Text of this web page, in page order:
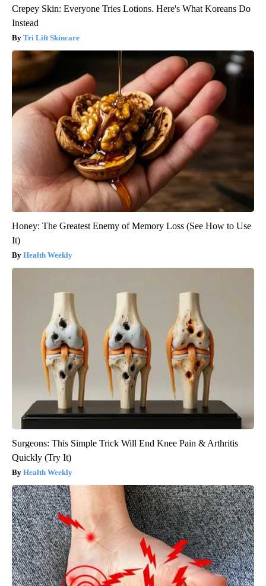
Crepey Skin: Everyone Tries Lotions. Here's What Koreans Do
Instead
Tri Lift Skincare
Honey: The Greatest Enemy of Memory Loss (See How to Use
It)
Health Weekly
Surgeons: This Simple Trick Will End Knee Pain & Arthritis
Quickly (Try It)
Health Weekly